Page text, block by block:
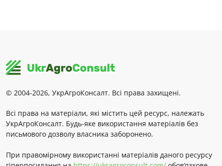
© 2004-2026, УкрАгроКонсалт. Всі права захищені.
Всі права на матеріали, які містить цей ресурс, належать
УкрАгроКонсалт. Будь-яке використання матеріалів без
письмового дозволу власника заборонено.
При правомірному використанні матеріалів даного ресурсу